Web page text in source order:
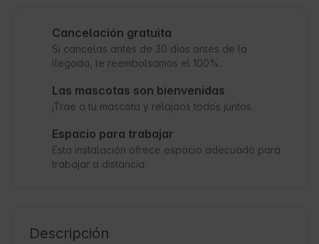
Cancelación gratuita
Si cancelas antes de 30 días antes de la
llegada, te reembolsamos el 100%.
Las mascotas son bienvenidas
¡Trae a tu mascota y relajaos todos juntos.
Espacio para trabajar
Esta instalación ofrece espacio adecuado para
trabajar a distancia.
Descripción